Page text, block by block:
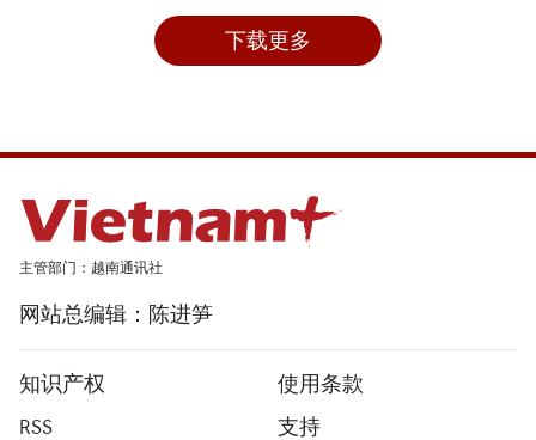
下载更多
主管部门：越南通讯社
网站总编辑：陈进笋
知识产权
使用条款
RSS
支持